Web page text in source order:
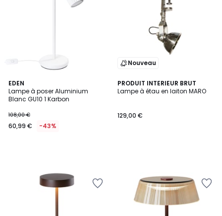
EDEN
Lampe à poser Aluminium
Blanc GU10 1 Karbon
108,00 €
60,99 € -43%
Nouveau
PRODUIT INTERIEUR BRUT
Lampe à étau en laiton MARO
129,00 €